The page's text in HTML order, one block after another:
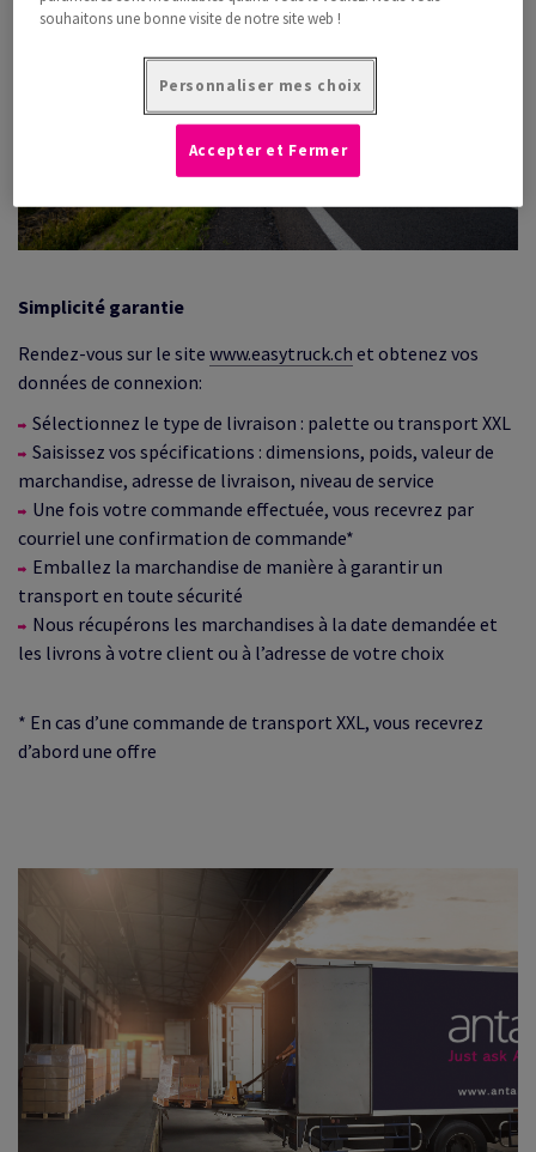
Simplicité garantie
Rendez-vous sur le site www.easytruck.ch et obtenez vos
données de connexion:
Sélectionnez le type de livraison : palette ou transport XXL
Saisissez vos spécifications : dimensions, poids, valeur de
marchandise, adresse de livraison, niveau de service
Une fois votre commande effectuée, vous recevrez par
courriel une confirmation de commande*
Emballez la marchandise de manière à garantir un
transport en toute sécurité
Nous récupérons les marchandises à la date demandée et
les livrons à votre client ou à l’adresse de votre choix
* En cas d’une commande de transport XXL, vous recevrez
d’abord une offre
souhaitons une bonne visite de notre site web !
Personnaliser mes choix
Accepter et Fermer